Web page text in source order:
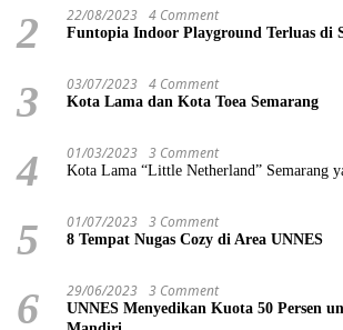
2 22/08/2023 4 Comment
Funtopia Indoor Playground Terluas di
3 03/07/2023 4 Comment
Kota Lama dan Kota Toea Semarang
4 01/03/2023 3 Comment
Kota Lama “Little Netherland” Semarang
5 01/07/2023 3 Comment
8 Tempat Nugas Cozy di Area UNNES
6 29/06/2023 3 Comment
UNNES Menyedikan Kuota 50 Persen